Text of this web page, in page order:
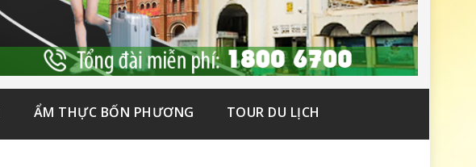
ẨM THỰC BỐN PHƯƠNG TOUR DU LỊCH